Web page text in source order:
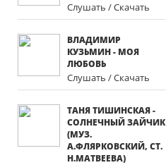
Слушать / Скачать
ВЛАДИМИР
КУЗЬМИН - МОЯ
ЛЮБОВЬ
Слушать / Скачать
ТАНЯ ТИШИНСКАЯ -
СОЛНЕЧНЫЙ ЗАЙЧИК
(МУЗ.
А.ФЛЯРКОВСКИЙ, СТ.
Н.МАТВЕЕВА)